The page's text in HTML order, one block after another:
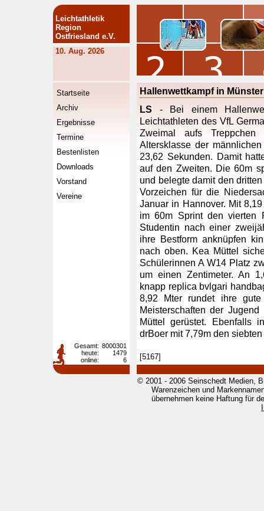
Leichtathletik
Region
Ostfriesland e.V.
10. Aug. 2026
Startseite
Archiv
Ergebnisse
Termine
Bestenlisten
Downloads
Vorstand
Vereine
Hallenwettkampf in Münster
LS - Bei einem
Leichtathleten des VfL
Zweimal aufs
Altersklasse der
23,62 Sekunden. Damit
auf den Zweiten. Die 60m
und belegte damit den
Vorzeichen für die
Januar in Hannover. Mit
im 60m Sprint den vierten
Studentin nach einer
ihre Bestform anknüpfen
nach oben. Kea Müttel
Schülerinnen A W14 Platz
um einen Zentimeter. An
knapp replica bvlgari
8,92 Mter rundet ihre
Meisterschaften der
Müttel gerüstet. Ebenfalls
drBoer mit 7,79m den
[5167]
Gesamt: 8000301
heute:
1479
online:
6
© 2001 - 2006 Seinschedt Medien,
Warenzeichen und
übernehmen keine Haftung für